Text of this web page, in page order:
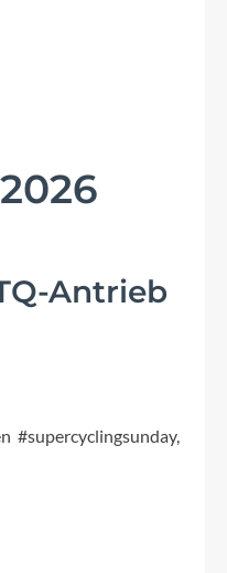
Antrieb
#supercyclingsunday,